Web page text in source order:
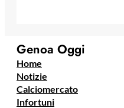
Genoa Oggi
Home
Notizie
Calciomercato
Infortuni